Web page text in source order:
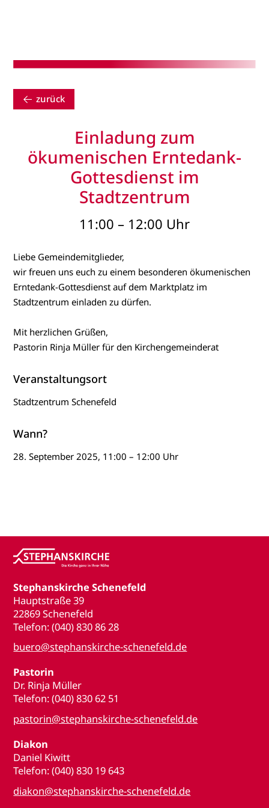
zurück
Einladung zum
ökumenischen Erntedank-
Gottesdienst im
Stadtzentrum
11:00 – 12:00 Uhr
Liebe Gemeindemitglieder,
wir freuen uns euch zu einem besonderen ökumenischen
Erntedank-Gottesdienst auf dem Marktplatz im
Stadtzentrum einladen zu dürfen.
Mit herzlichen Grüßen,
Pastorin Rinja Müller für den Kirchengemeinderat
Veranstaltungsort
Stadtzentrum Schenefeld
Wann?
28. September 2025, 11:00 – 12:00 Uhr
Stephanskirche Schenefeld
Hauptstraße 39
22869 Schenefeld
Telefon: (040) 830 86 28
buero@stephanskirche-schenefeld.de
Pastorin
Dr. Rinja Müller
Telefon: (040) 830 62 51
pastorin@stephanskirche-schenefeld.de
Diakon
Daniel Kiwitt
Telefon: (040) 830 19 643
diakon@stephanskirche-schenefeld.de